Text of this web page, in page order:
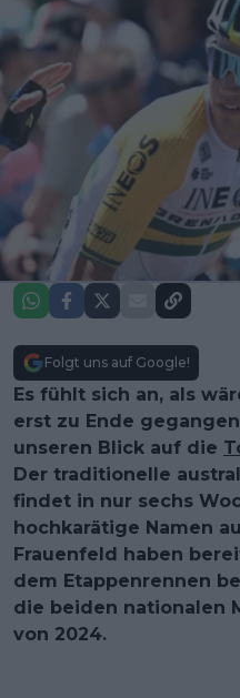
Folgt uns auf Google!
Es fühlt sich an, als
erst zu Ende
unseren Blick auf die
Der traditionelle
findet in nur sechs
hochkarätige Namen
Frauenfeld haben
dem Etappenrennen
die beiden nationalen
von 2024.